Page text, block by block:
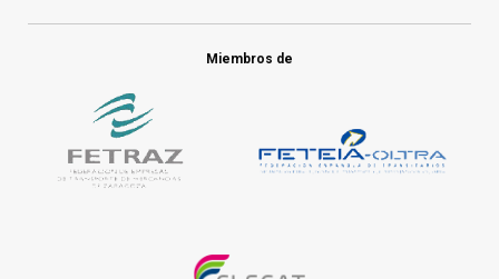
Miembros de